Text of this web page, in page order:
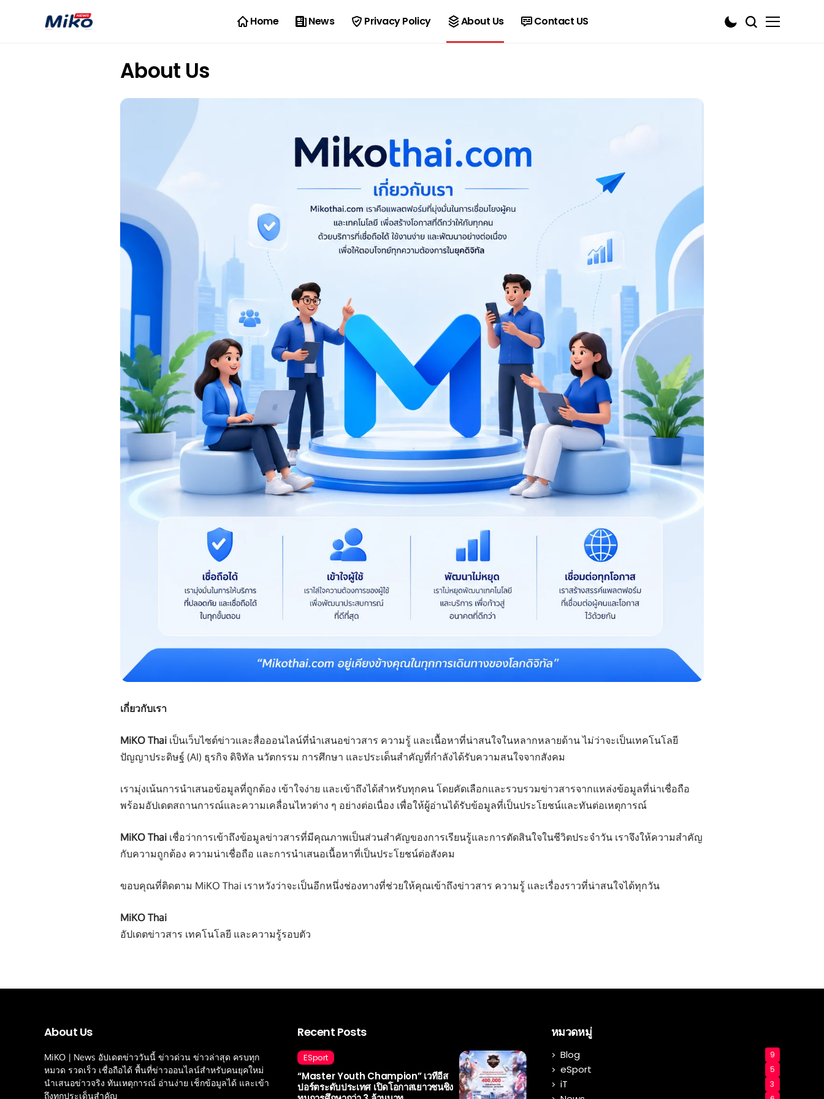
Home News Privacy Policy About Us Contact US
About Us
เกี่ยวกับเรา
MiKO Thai เป็นเว็บไซต์ข่าวและสื่อออนไลน์ที่นำเสนอข่าวสาร ความรู้ และเนื้อหาที่น่าสนใจในหลากหลายด้าน ไม่ว่าจะเป็นเทคโนโลยี
ปัญญาประดิษฐ์ (AI) ธุรกิจ ดิจิทัล นวัตกรรม การศึกษา และประเด็นสำคัญที่กำลังได้รับความสนใจจากสังคม
เรามุ่งเน้นการนำเสนอข้อมูลที่ถูกต้อง เข้าใจง่าย และเข้าถึงได้สำหรับทุกคน โดยคัดเลือกและรวบรวมข่าวสารจากแหล่งข้อมูลที่น่าเชื่อถือ
พร้อมอัปเดตสถานการณ์และความเคลื่อนไหวต่าง ๆ อย่างต่อเนื่อง เพื่อให้ผู้อ่านได้รับข้อมูลที่เป็นประโยชน์และทันต่อเหตุการณ์
MiKO Thai เชื่อว่าการเข้าถึงข้อมูลข่าวสารที่มีคุณภาพเป็นส่วนสำคัญของการเรียนรู้และการตัดสินใจในชีวิตประจำวัน เราจึงให้ความสำคัญ
กับความถูกต้อง ความน่าเชื่อถือ และการนำเสนอเนื้อหาที่เป็นประโยชน์ต่อสังคม
ขอบคุณที่ติดตาม MiKO Thai เราหวังว่าจะเป็นอีกหนึ่งช่องทางที่ช่วยให้คุณเข้าถึงข่าวสาร ความรู้ และเรื่องราวที่น่าสนใจได้ทุกวัน
MiKO Thai
อัปเดตข่าวสาร เทคโนโลยี และความรู้รอบตัว
About Us
MiKO | News อัปเดตข่าววันนี้ ข่าวด่วน ข่าวล่าสุด ครบทุก
หมวด รวดเร็ว เชื่อถือได้ พื้นที่ข่าวออนไลน์สำหรับคนยุคใหม่
นำเสนอข่าวจริง ทันเหตุการณ์ อ่านง่าย เช็กข้อมูลได้ และเข้า
ถึงทุกประเด็นสำคัญ
Recent Posts
ESport
“Master Youth Champion” เวทีอีส
ปอร์ตระดับประเทศ เปิดโอกาสเยาวชนชิง
หมวดหมู่
Blog 9
eSport 5
iT 3